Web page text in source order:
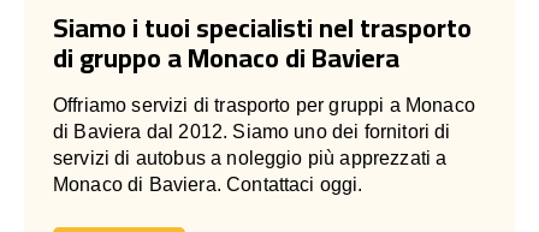
Siamo i tuoi specialisti nel trasporto
di gruppo a Monaco di Baviera
Offriamo servizi di trasporto per gruppi a Monaco
di Baviera dal 2012. Siamo uno dei fornitori di
servizi di autobus a noleggio più apprezzati a
Monaco di Baviera. Contattaci oggi.